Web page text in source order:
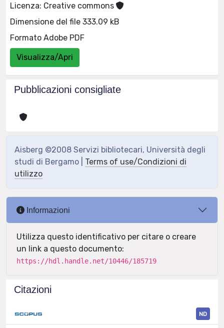
Licenza: Creative commons
Dimensione del file 333.09 kB
Formato Adobe PDF
Visualizza/Apri
Pubblicazioni consigliate
Aisberg ©2008 Servizi bibliotecari, Università degli
studi di Bergamo | Terms of use/Condizioni di
utilizzo
Informazioni
Utilizza questo identificativo per citare o creare
un link a questo documento:
https://hdl.handle.net/10446/185719
Citazioni
ND